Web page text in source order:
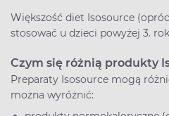
Większość diet Isosource
stosować u dzieci powyżej 3.
Czym się różnią produkty
Preparaty Isosource mogą
można wyróżnić: